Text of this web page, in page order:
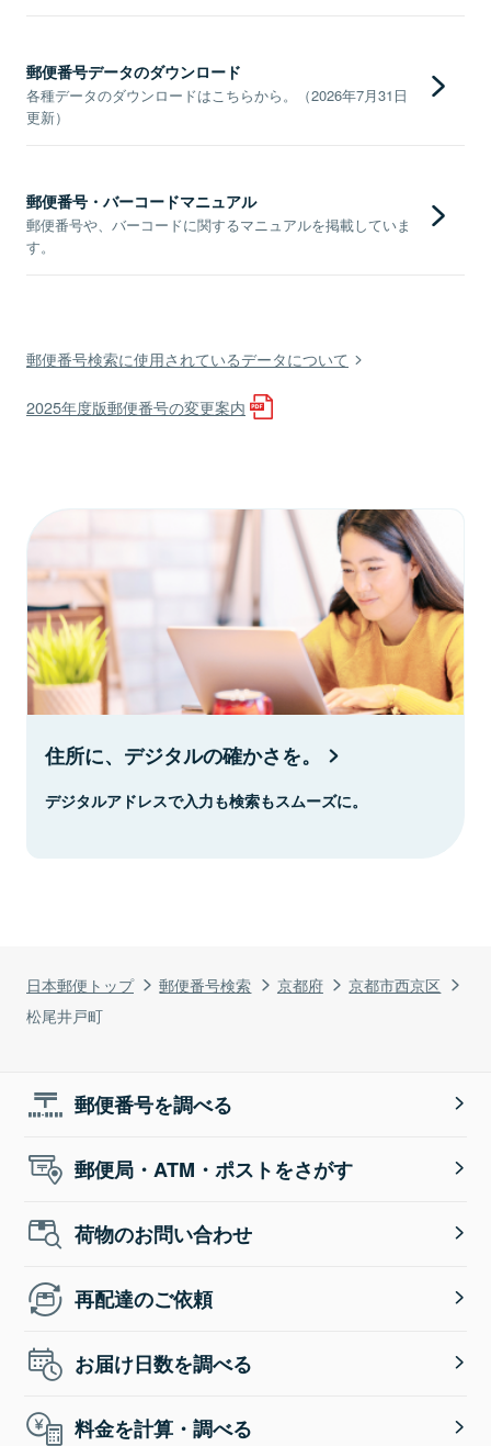
日本郵便トップ 郵便番号検索 京都府
京都市西京区
松尾井戸町
郵便番号データのダウンロード
各種データのダウンロードはこちらから。（2026年7月31日
更新）
郵便番号・バーコードマニュアル
郵便番号や、バーコードに関するマニュアルを掲載していま
す。
郵便番号検索に使用されているデータについて
2025年度版郵便番号の変更案内
住所に、デジタルの確かさを。
デジタルアドレスで入力も検索もスムーズに。
郵便番号を調べる
郵便局・ATM・ポストをさがす
荷物のお問い合わせ
再配達のご依頼
お届け日数を調べる
料金を計算・調べる